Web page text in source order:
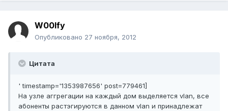
W00lfy
Опубликовано 27 ноября, 2012
Цитата
' timestamp='1353987656' post=779461]
На узле аггрегации на каждый дом выделяется vlan, все
абоненты растэгируются в данном vlan и принадлежат